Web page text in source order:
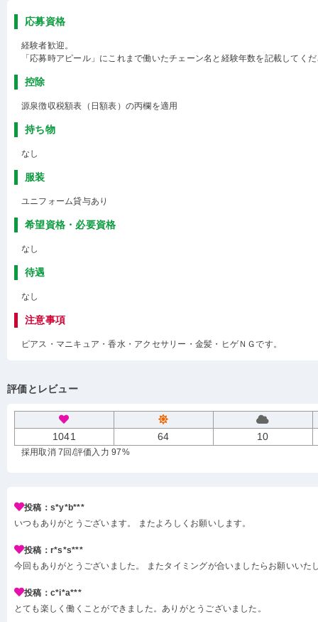
応募資格
経験者歓迎。
「応募時アピール」にこれまで働いたチェーン名と経験年数を記載してく
控除
源泉徴収税額表（日額表）の丙欄を適用
持ち物
なし
服装
ユニフォーム貸与あり
希望資格・必要資格
なし
待遇
なし
注意事項
ピアス・マニキュア・香水・アクセサリー・金髪・ヒゲＮＧです。
評価とレビュー
1041 64 10
採用取消 7回 /評価入力 97%
投稿：s*y*b***
いつもありがとうございます。 またよろしくお願いします。
投稿：r*s*s***
今回もありがとうございました。 またタイミングが合いましたらお願いいた
投稿：c*i*a***
とても楽しく働くことができました。ありがとうございました。